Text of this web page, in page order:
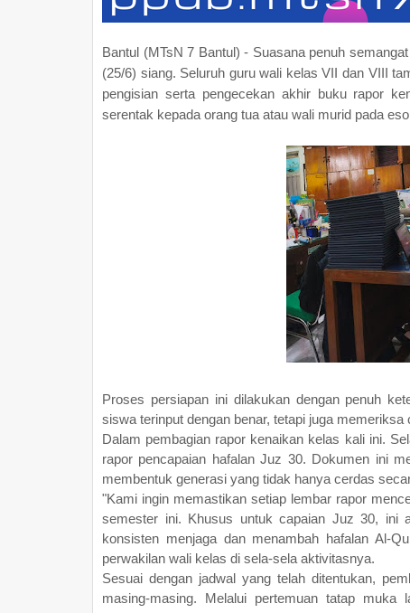
Bantul (MTsN 7 Bantul) - Suasana penuh
(25/6) siang. Seluruh guru wali kelas VII dan VIII
pengisian serta pengecekan akhir buku rapor
serentak kepada orang tua atau wali murid pada
Proses persiapan ini dilakukan dengan penuh
siswa terinput dengan benar, tetapi juga
Dalam pembagian rapor kenaikan kelas kali ini.
rapor pencapaian hafalan Juz 30. Dokumen ini
membentuk generasi yang tidak hanya cerdas
"Kami ingin memastikan setiap lembar rapor
semester ini. Khusus untuk capaian Juz 30, ini
konsisten menjaga dan menambah hafalan Al-
perwakilan wali kelas di sela-sela aktivitasnya.
Sesuai dengan jadwal yang telah ditentukan,
masing-masing. Melalui pertemuan tatap muka